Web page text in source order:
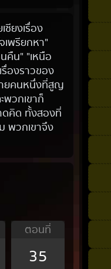
ยงเรื่อง
เพรียกหา"
คืน" "เหนือ
รื่องราวของ
ายคนหนึ่งที่สูญ
พวกเขาก็
ดคิด ทั้งสองที่
พวกเขาจึง
ตอนที่
35